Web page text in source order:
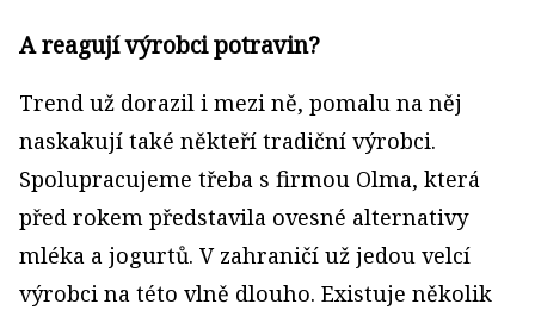
A reagují výrobci potravin?
Trend už dorazil i mezi ně, pomalu na něj
naskakují také někteří tradiční výrobci.
Spolupracujeme třeba s firmou Olma, která
před rokem představila ovesné alternativy
mléka a jogurtů. V zahraničí už jedou velcí
výrobci na této vlně dlouho. Existuje několik